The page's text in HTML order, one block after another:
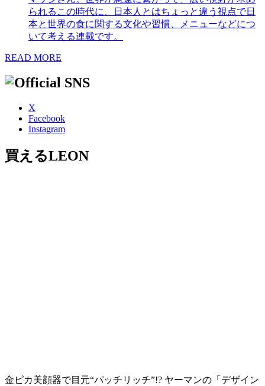
られるこの時代に、日本人とはちょっと違う視点で日
本と世界の食に関する文化や習慣、メニューなどにつ
いて考える連載です。
READ MORE
X
Facebook
Instagram
買えるLEON
金ピカ美顔器で目元“パッチリッチ”!? ヤーマンの「デザイン